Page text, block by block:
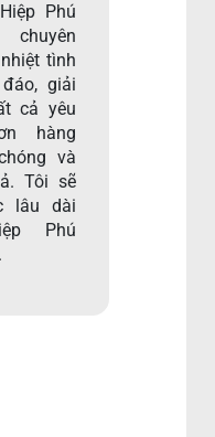
Phú
tình
giải
cả yêu
hàng
và
Tôi sẽ
lâu dài
Phú